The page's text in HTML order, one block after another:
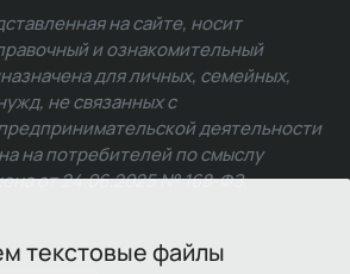
текстовые файлы
на сайте, носит
и ознакомительный
для личных, семейных,
не связанных с
деятельности
на потребителей по смыслу
от 24.06.2025 № 168-ФЗ.